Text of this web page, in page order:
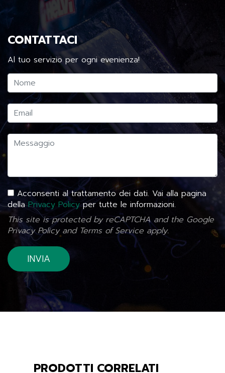
CONTATTACI
Al tuo servizio per ogni evenienza!
Acconsenti al trattamento dei dati. Vai alla pagina
dellaPrivacy Policyper tutte le informazioni.
This site is protected by reCAPTCHA and the Google
Privacy Policyand Terms of Service apply.
PRODOTTI CORRELATI